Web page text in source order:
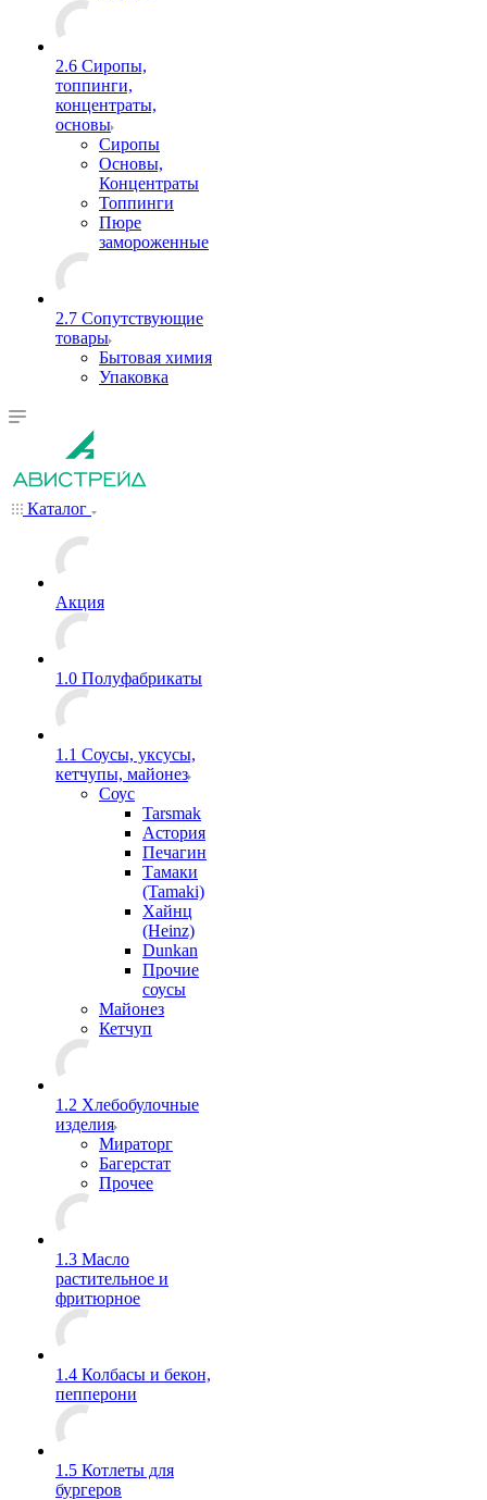
2.6 Сиропы,
топпинги,
концентраты,
основы
Сиропы
Основы,
Концентраты
Топпинги
Пюре
замороженные
2.7 Сопутствующие
товары
Бытовая химия
Упаковка
Каталог
Акция
1.0 Полуфабрикаты
1.1 Соусы, уксусы,
кетчупы, майонез
Соус
Tarsmak
Астория
Печагин
Тамаки
(Tamaki)
Хайнц
(Heinz)
Dunkan
Прочие
соусы
Майонез
Кетчуп
1.2 Хлебобулочные
изделия
Мираторг
Багерстат
Прочее
1.3 Масло
растительное и
фритюрное
1.4 Колбасы и бекон,
пепперони
1.5 Котлеты для
бургеров